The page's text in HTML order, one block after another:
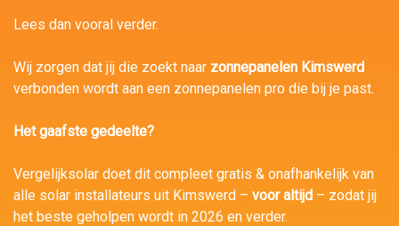
Lees dan vooral verder.
Wij zorgen dat jij die zoekt naar zonnepanelen Kimswerd
verbonden wordt aan een zonnepanelen pro die bij je past.
Het gaafste gedeelte?
Vergelijksolar doet dit compleet gratis & onafhankelijk van
alle solar installateurs uit Kimswerd – voor altijd – zodat jij
het beste geholpen wordt in 2026 en verder.